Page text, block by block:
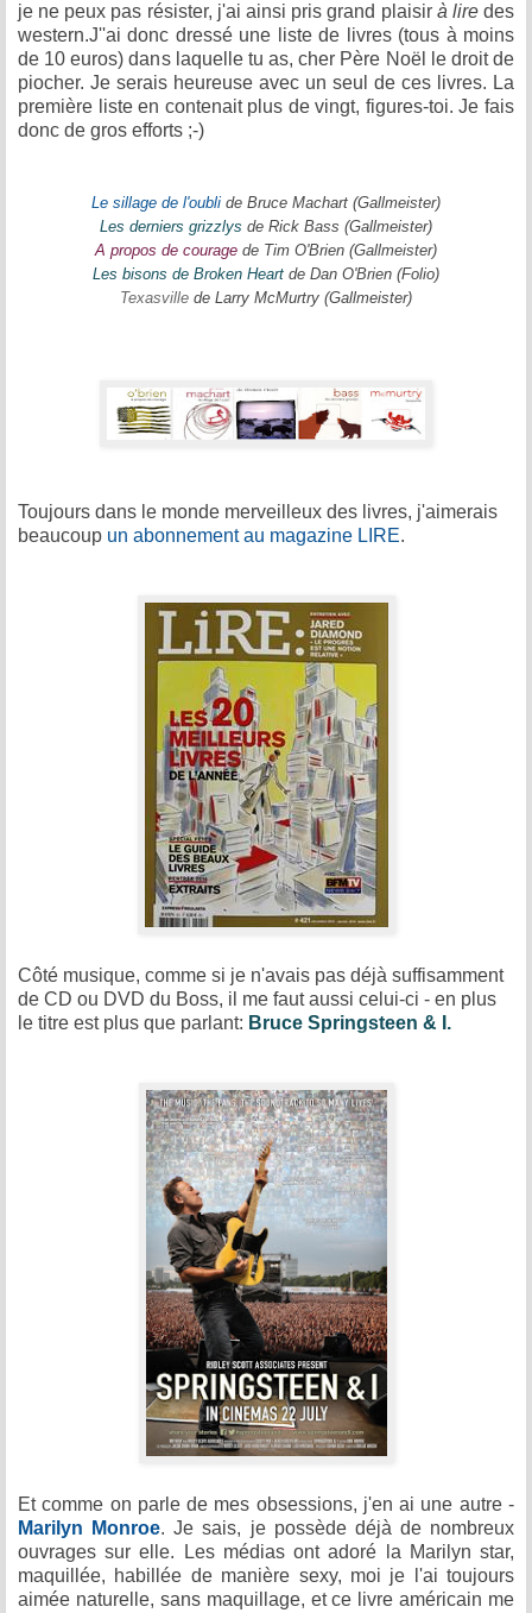
je ne peux pas résister, j'ai ainsi pris grand plaisir à liredes
western.J''ai donc dressé une liste de livres (tous à moins
de 10 euros) dans laquelle tu as, cher Père Noël le droit de
piocher. Je serais heureuse avec un seul de ces livres. La
première liste en contenait plus de vingt, figures-toi. Je fais
donc de gros efforts ;-)
Le sillage de l'oubli de Bruce Machart (Gallmeister)
Les derniers grizzlys de Rick Bass (Gallmeister)
A propos de courage de Tim O'Brien (Gallmeister)
Les bisons de Broken Heart de Dan O'Brien (Folio)
Texasville de Larry McMurtry (Gallmeister)
Toujours dans le monde merveilleux des livres, j'aimerais
beaucoup un abonnement au magazine LIRE.
Côté musique, comme si je n'avais pas déjà suffisamment
de CD ou DVD du Boss, il me faut aussi celui-ci - en plus
le titre est plus que parlant: Bruce Springsteen & I.
Et comme on parle de mes obsessions, j'en ai une autre -
Marilyn Monroe. Je sais, je possède déjà de nombreux
ouvrages sur elle. Les médias ont adoré la Marilyn star,
maquillée, habillée de manière sexy, moi je l'ai toujours
aimée naturelle, sans maquillage, et ce livre américain me